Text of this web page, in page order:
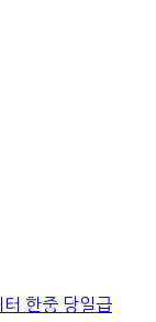
한중 당일급